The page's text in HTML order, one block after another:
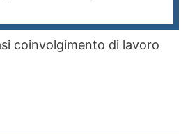
coinvolgimento di lavoro